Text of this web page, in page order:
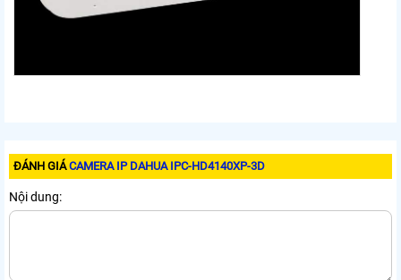
ĐÁNH GIÁCAMERA IP DAHUA IPC-HD4140XP-3D
Nội dung: